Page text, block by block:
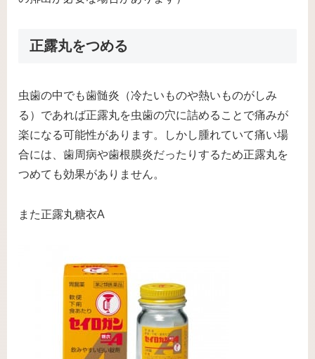
正露丸をつめる
虫歯の中でも歯髄炎（冷たいものや熱いものがしみ
る）であれば正露丸を虫歯の穴に詰めることで痛みが
楽になる可能性があります。しかし腫れていて痛い場
合には、歯周病や歯根膜炎だったりするため正露丸を
つめても効果がありません。
また正露丸糖衣A